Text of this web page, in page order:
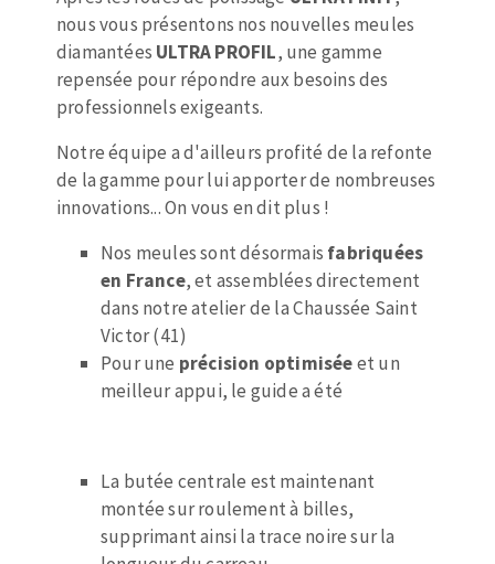
Pose des joints
Nettoyage
Mèches
Fraises carbure
Fers et plaquettes
Lames de scie à ruban
ABRASIFS APPLIQUÉS
Disques auto-agrippant
Disques fibre et papier
Bandes abrasives
Cales à poncer et patins
Eponges abrasive
Plateaux supports
DISQUES ABRASIFS
Disques abrasifs agglomérés
Meules d'ébarbage
TRAITEMENT DE SURFACE
Disques fibre
Roues à lamelles
nous vous présentons nos nouvelles meules
diamantées ULTRA PROFIL, une gamme
repensée pour répondre aux besoins des
professionnels exigeants.
Notre équipe a d'ailleurs profité de la refonte
de la gamme pour lui apporter de nombreuses
innovations... On vous en dit plus !
Nos meules sont désormais fabriquées
en France, et assemblées directement
dans notre atelier de la Chaussée Saint
Victor (41)
Pour une précision optimiséeet un
meilleur appui, le guide a été
La butée centrale est maintenant
montée sur roulement à billes,
supprimant ainsi la trace noire sur la